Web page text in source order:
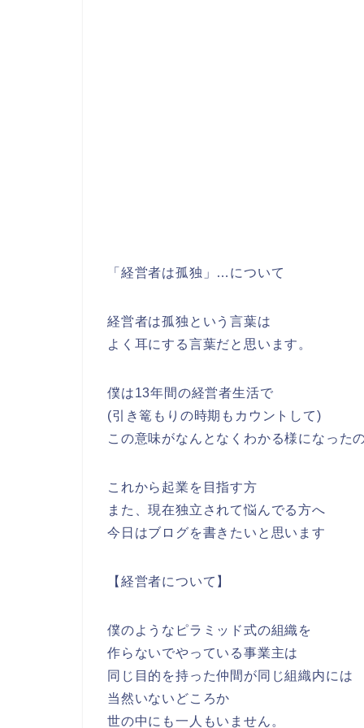
「経営者は孤独」…について
経営者は孤独という言葉は
よく耳にする言葉だと思います。
僕は13年間の経営者生活で
(引き篭もりの時期もカウントして)
この意味がなんとなくわかる様になった
これから起業を目指す方
また、現在独立されて悩んでる方へ
今日はブログを書きたいと思います
【経営者について】
僕のようなピラミッド式の組織を
作らないでやっている事業主は
同じ目的を持った仲間が同じ組織内には
当然いないどころか
世の中にも一人もいません。